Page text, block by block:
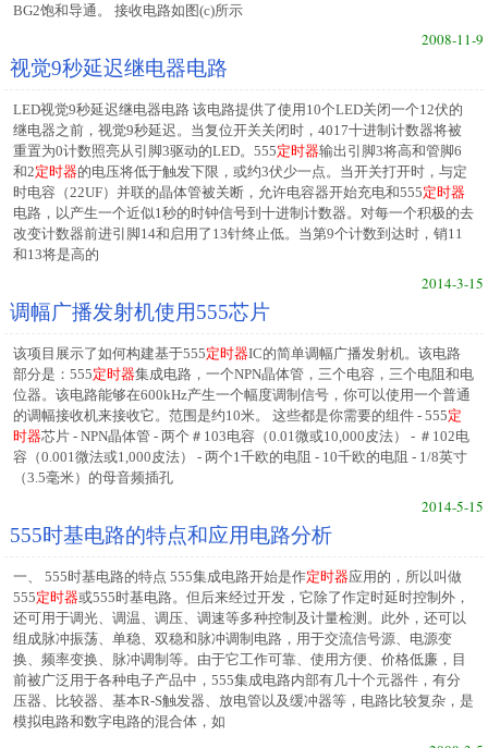
BG2饱和导通。 接收电路如图(c)所示
2008-11-9
视觉9秒延迟继电器电路
LED视觉9秒延迟继电器电路 该电路提供了使用10个LED关闭一个12伏的
继电器之前，视觉9秒延迟。当复位开关关闭时，4017十进制计数器将被
重置为0计数照亮从引脚3驱动的LED。555定时器输出引脚3将高和管脚6
和2定时器的电压将低于触发下限，或约3伏少一点。当开关打开时，与定
时电容（22UF）并联的晶体管被关断，允许电容器开始充电和555定时器
电路，以产生一个近似1秒的时钟信号到十进制计数器。对每一个积极的去
改变计数器前进引脚14和启用了13针终止低。当第9个计数到达时，销11
和13将是高的
2014-3-15
调幅广播发射机使用555芯片
该项目展示了如何构建基于555定时器IC的简单调幅广播发射机。该电路
部分是：555定时器集成电路，一个NPN晶体管，三个电容，三个电阻和电
位器。该电路能够在600kHz产生一个幅度调制信号，你可以使用一个普通
的调幅接收机来接收它。范围是约10米。 这些都是你需要的组件 - 555定
时器芯片 - NPN晶体管 - 两个＃103电容（0.01微或10,000皮法） - ＃102电
容（0.001微法或1,000皮法） - 两个1千欧的电阻 - 10千欧的电阻 - 1/8英寸
（3.5毫米）的母音频插孔
2014-5-15
555时基电路的特点和应用电路分析
一、 555时基电路的特点 555集成电路开始是作定时器应用的，所以叫做
555定时器或555时基电路。但后来经过开发，它除了作定时延时控制外，
还可用于调光、调温、调压、调速等多种控制及计量检测。此外，还可以
组成脉冲振荡、单稳、双稳和脉冲调制电路，用于交流信号源、电源变
换、频率变换、脉冲调制等。由于它工作可靠、使用方便、价格低廉，目
前被广泛用于各种电子产品中，555集成电路内部有几十个元器件，有分
压器、比较器、基本R-S触发器、放电管以及缓冲器等，电路比较复杂，是
模拟电路和数字电路的混合体，如